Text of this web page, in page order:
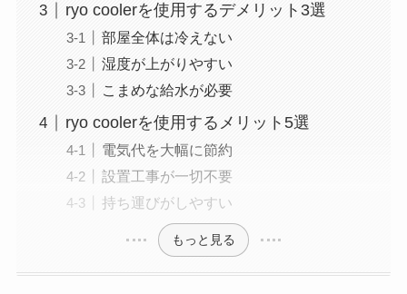
ryo coolerを使用するデメリット3選
部屋全体は冷えない
湿度が上がりやすい
こまめな給水が必要
ryo coolerを使用するメリット5選
電気代を大幅に節約
設置工事が一切不要
持ち運びがしやすい
もっと見る